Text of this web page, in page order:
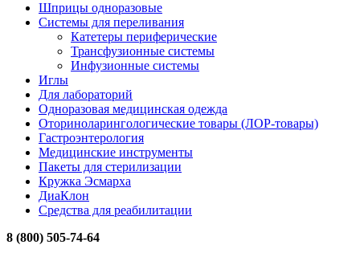
Шприцы одноразовые
Системы для переливания
Катетеры периферические
Трансфузионные системы
Инфузионные системы
Иглы
Для лабораторий
Одноразовая медицинская одежда
Оториноларингологические товары (ЛОР-товары)
Гастроэнтерология
Медицинские инструменты
Пакеты для стерилизации
Кружка Эсмарха
ДиаКлон
Средства для реабилитации
8 (800) 505-74-64